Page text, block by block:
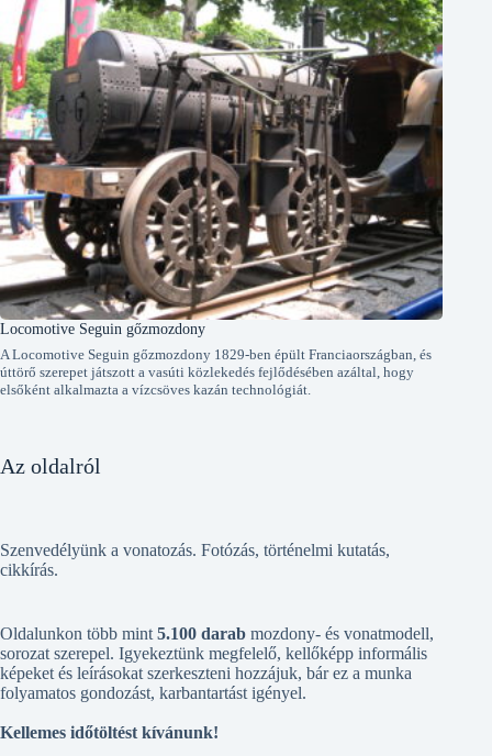
Locomotive Seguin gőzmozdony
A Locomotive Seguin gőzmozdony 1829-ben épült Franciaországban, és
úttörő szerepet játszott a vasúti közlekedés fejlődésében azáltal, hogy
elsőként alkalmazta a vízcsöves kazán technológiát.
Az oldalról
Szenvedélyünk a vonatozás. Fotózás, történelmi kutatás,
cikkírás.
Oldalunkon több mint 5.100 darab mozdony- és vonatmodell,
sorozat szerepel. Igyekeztünk megfelelő, kellőképp informális
képeket és leírásokat szerkeszteni hozzájuk, bár ez a munka
folyamatos gondozást, karbantartást igényel.
Kellemes időtöltést kívánunk!